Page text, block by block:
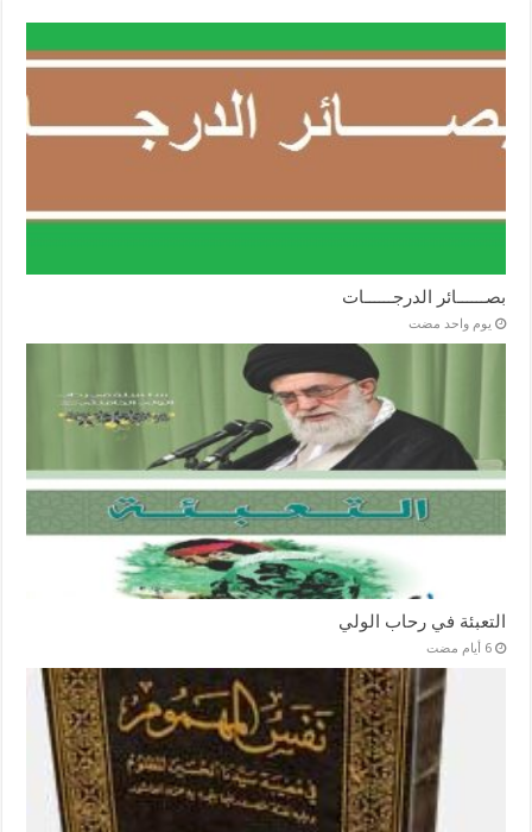
بصــــــائر الدرجــــــات
‏يوم واحد مضت
التعبئة في رحاب الولي
‏6 أيام مضت